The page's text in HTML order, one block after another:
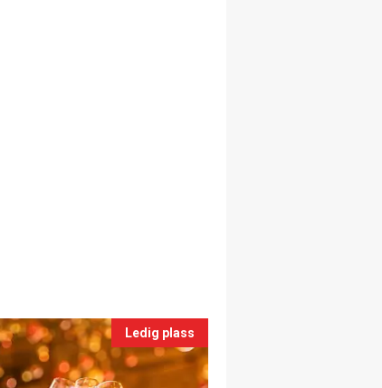
Ledig plass